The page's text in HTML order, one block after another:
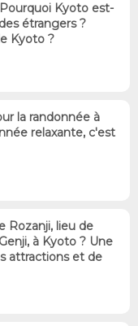
Kyoto est-
étrangers ?
Kyoto ?
la randonnée à
relaxante, c'est
Rozanji, lieu de
à Kyoto ? Une
attractions et de